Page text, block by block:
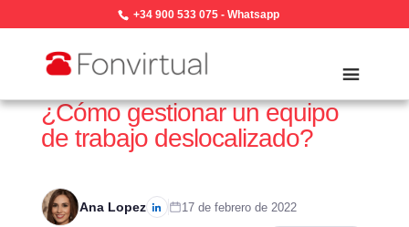
+34 900 533 075- Whatsapp
¿Cómo gestionar un equipo
de trabajo deslocalizado?
Ana Lopez 17 de febrero de 2022